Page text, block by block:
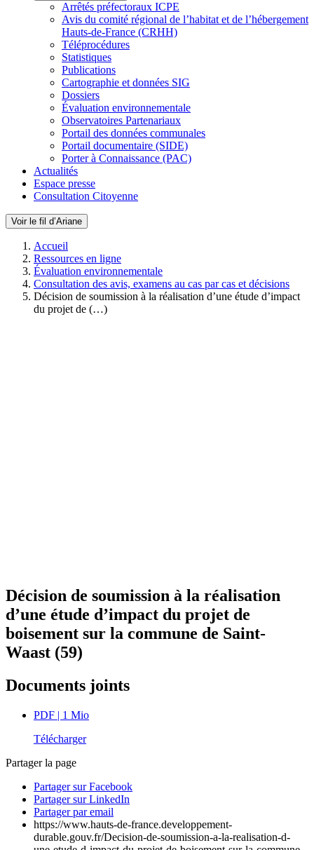
Arrêtés préfectoraux ICPE
Avis du comité régional de l’habitat et de l’hébergement
Hauts-de-France (CRHH)
Téléprocédures
Statistiques
Publications
Cartographie et données SIG
Dossiers
Évaluation environnementale
Observatoires Partenariaux
Portail des données communales
Portail documentaire (SIDE)
Porter à Connaissance (PAC)
Actualités
Espace presse
Consultation Citoyenne
Voir le fil d’Ariane
Accueil
Ressources en ligne
Évaluation environnementale
Consultation des avis, examens au cas par cas et décisions
Décision de soumission à la réalisation d’une étude d’impact
du projet de (…)
Décision de soumission à la réalisation
d’une étude d’impact du projet de
boisement sur la commune de Saint-
Waast (59)
Documents joints
PDF | 1 Mio
Télécharger
Partager la page
Partager sur Facebook
Partager sur LinkedIn
Partager par email
https://www.hauts-de-france.developpement-
durable.gouv.fr/Decision-de-soumission-a-la-realisation-d-